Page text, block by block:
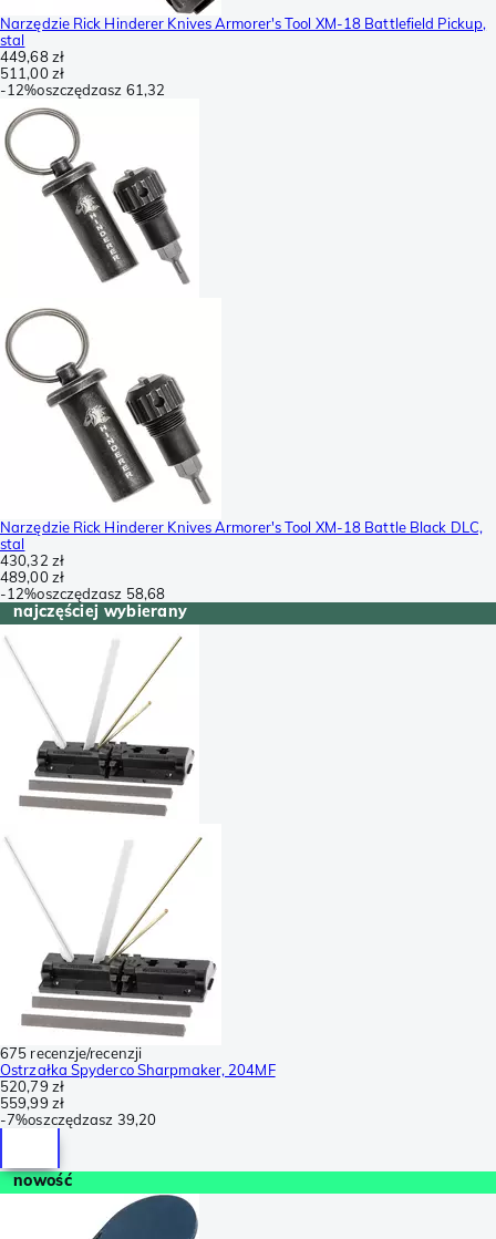
Narzędzie Rick Hinderer Knives Armorer's Tool XM-18 Battlefield Pickup,
stal
449,68 zł
511,00 zł
-12%oszczędzasz 61,32
Narzędzie Rick Hinderer Knives Armorer's Tool XM-18 Battle Black DLC,
stal
430,32 zł
489,00 zł
-12%oszczędzasz 58,68
najczęściej wybierany
675 recenzje/recenzji
Ostrzałka Spyderco Sharpmaker, 204MF
520,79 zł
559,99 zł
-7%oszczędzasz 39,20
nowość